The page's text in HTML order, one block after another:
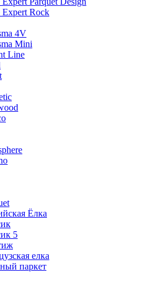
Expert Rock
4V
Mini
Line
Ёлка
5
елка
паркет